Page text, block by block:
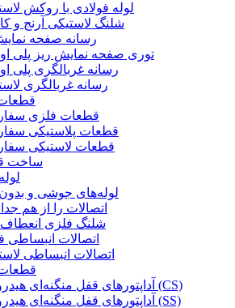
لوله فولادی با روکش
شلنگ لاستیکی آرنج و
رسانه صفحه
توری صفحه نمایش ریز پلی
رسانه غربالگری پلی
رسانه غربالگری
قطعات فلزی
قطعات پلاستیکی
قطعات لاستیکی
ساخت
لوله‌های جوشی و بدون
اتصالات را از هم جدا
شلنگ فلزی انعطاف
اتصالات انبساطی
اتصالات انبساطی
آداپتورهای قفل منگنه‌ای هیدرولیک (CS)
آداپتورهای قفل منگنه‌ای هیدرولیک (SS)